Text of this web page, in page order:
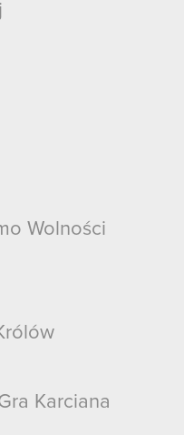
Wolności
Karciana